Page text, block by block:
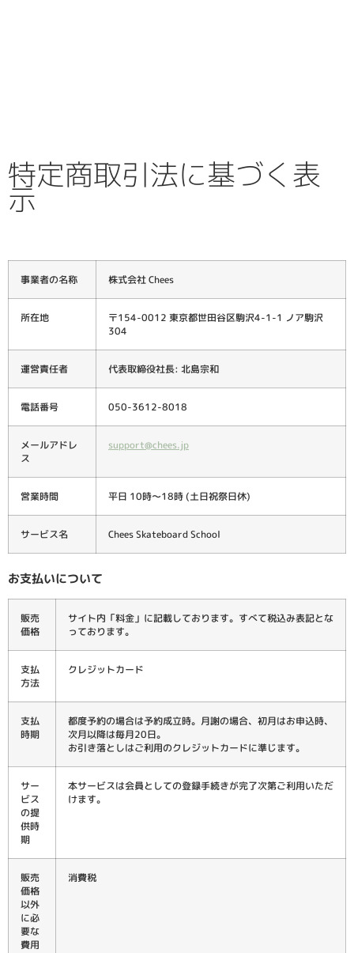
特定商取引法に基づく表
示
事業者の名称 株式会社 Chees
所在地
〒154-0012 東京都世田谷区駒沢4-1-1 ノア駒沢
304
運営責任者 代表取締役社長: 北島宗和
電話番号 050-3612-8018
メールアドレ
ス
support@chees.jp
営業時間 平日 10時〜18時 (土日祝祭日休)
サービス名 Chees Skateboard School
お支払いについて
販売
価格
サイト内「料金」に記載しております。すべて税込み表記とな
っております。
支払
方法
クレジットカード
支払
時期
都度予約の場合は予約成立時。月謝の場合、初月はお申込時、
次月以降は毎月20日。
お引き落としはご利用のクレジットカードに準じます。
サー
ビス
の提
供時
期
本サービスは会員としての登録手続きが完了次第ご利用いただ
けます。
販売
価格
以外
に必
要な
費用
消費税